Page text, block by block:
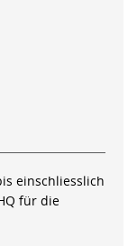
einschliesslich
für die